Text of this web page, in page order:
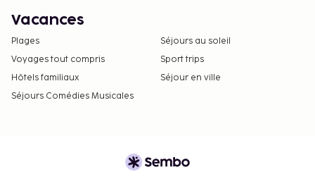
Vacances
Plages
Séjours au soleil
Voyages tout compris
Sport trips
Hôtels familiaux
Séjour en ville
Séjours Comédies Musicales